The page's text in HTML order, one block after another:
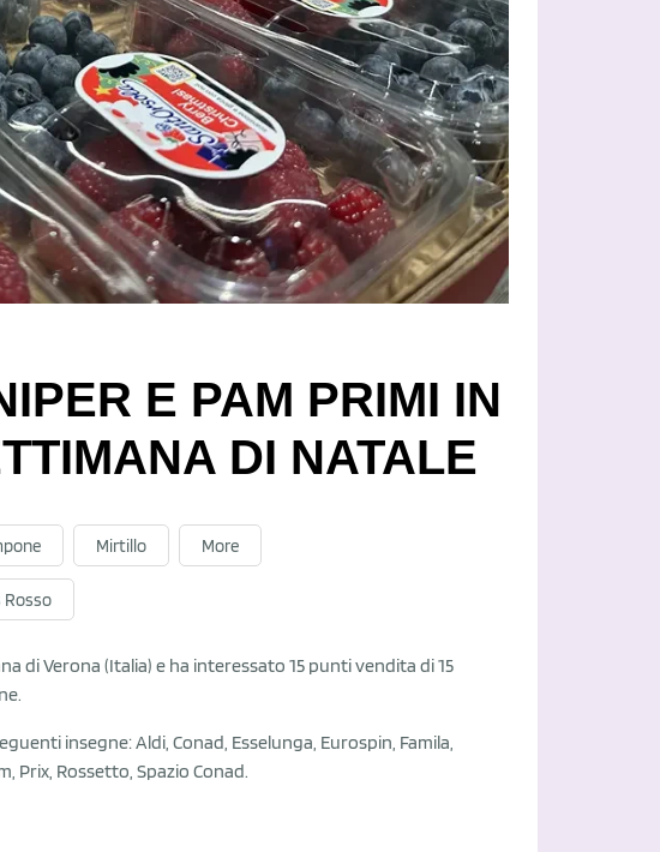
E PAM PRIMI IN
DI NATALE
Mirtillo More
Rosso
di Verona (Italia) e ha interessato 15 punti vendita di 15
insegne: Aldi, Conad, Esselunga, Eurospin, Famila,
Prix, Rossetto, Spazio Conad.